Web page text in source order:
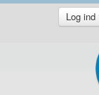
Log ind